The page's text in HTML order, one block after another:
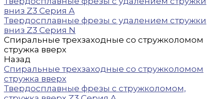
вниз Z3 Серия A
Твердосплавные фрезы с удалением стружки
вниз Z3 Серия N
Спиральные трехзаходные со стружколомом
стружка вверх
Назад
Спиральные трехзаходные со стружколомом
стружка вверх
Твердосплавные фрезы с стружколомом,